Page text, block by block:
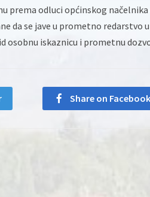
prema odluci općinskog
da se jave u prometno redarstvo
osobnu iskaznicu i prometnu
Share on Facebook